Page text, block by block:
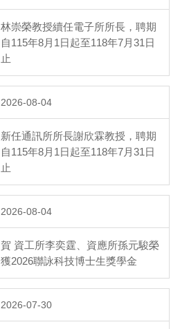
林崇榮教授續任電子所所長，聘期
自115年8月1日起至118年7月31日
止
2026-08-04
新任通訊所所長謝欣霖教授，聘期
自115年8月1日起至118年7月31日
止
2026-08-04
賀 資工所李奕霆、資應所孫元駿榮
獲2026聯詠科技博士生獎學金
2026-07-30